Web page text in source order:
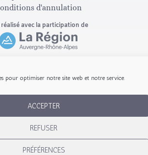
pour optimiser notre site web et notre service.
ACCEPTER
REFUSER
PRÉFÉRENCES
r
a
m
o
k
-
f
d'annulation
réalisé avec la participation de